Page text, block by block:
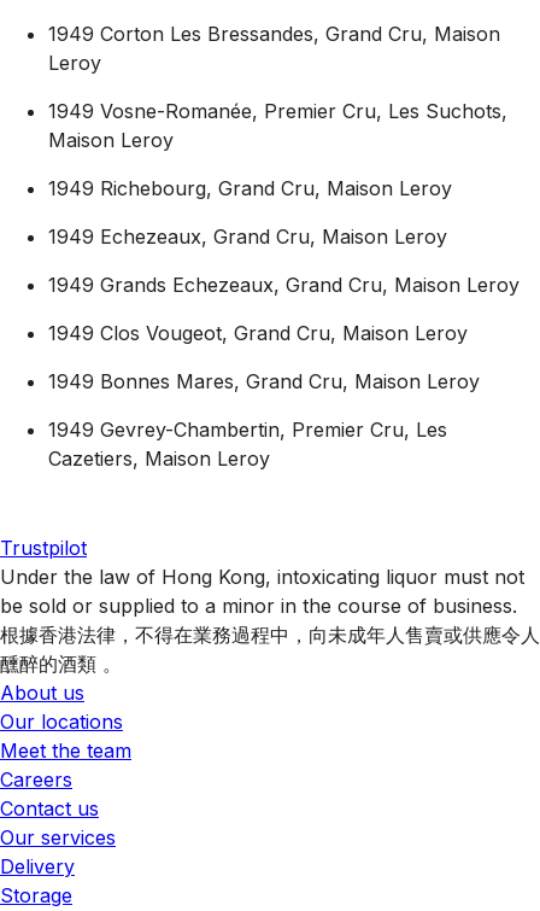
1949 Corton Les Bressandes, Grand Cru, Maison
Leroy
1949 Vosne-Romanée, Premier Cru, Les Suchots,
Maison Leroy
1949 Richebourg, Grand Cru, Maison Leroy
1949 Echezeaux, Grand Cru, Maison Leroy
1949 Grands Echezeaux, Grand Cru, Maison Leroy
1949 Clos Vougeot, Grand Cru, Maison Leroy
1949 Bonnes Mares, Grand Cru, Maison Leroy
1949 Gevrey-Chambertin, Premier Cru, Les
Cazetiers, Maison Leroy
Trustpilot
Under the law of Hong Kong, intoxicating liquor must not
be sold or supplied to a minor in the course of business.
根據香港法律，不得在業務過程中，向未成年人售賣或供應令人
醺醉的酒類 。
About us
Our locations
Meet the team
Careers
Contact us
Our services
Delivery
Storage